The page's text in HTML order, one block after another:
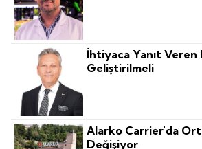
İhtiyaca Yanıt Veren
Geliştirilmeli
Alarko Carrier'da
Değişiyor